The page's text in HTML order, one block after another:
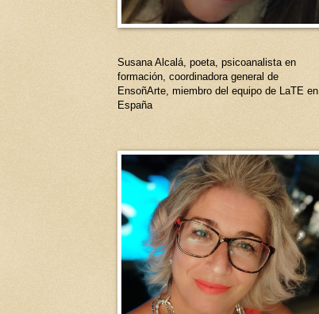
Susana Alcalá, poeta, psicoanalista en
formación, coordinadora general de
EnsoñArte, miembro del equipo de LaTE en
España